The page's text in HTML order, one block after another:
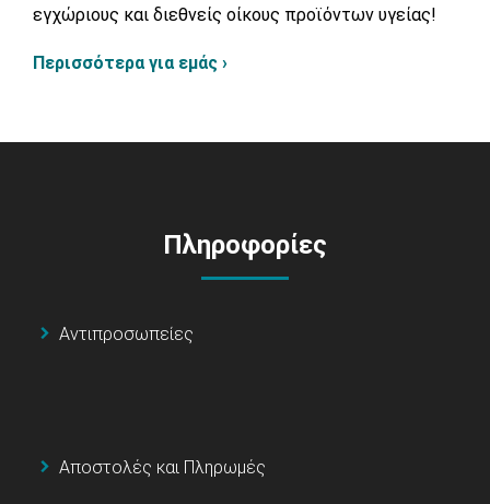
εγχώριους και διεθνείς οίκους προϊόντων υγείας!
Περισσότερα για εμάς ›
Πληροφορίες
Αντιπροσωπείες
Αποστολές και Πληρωμές